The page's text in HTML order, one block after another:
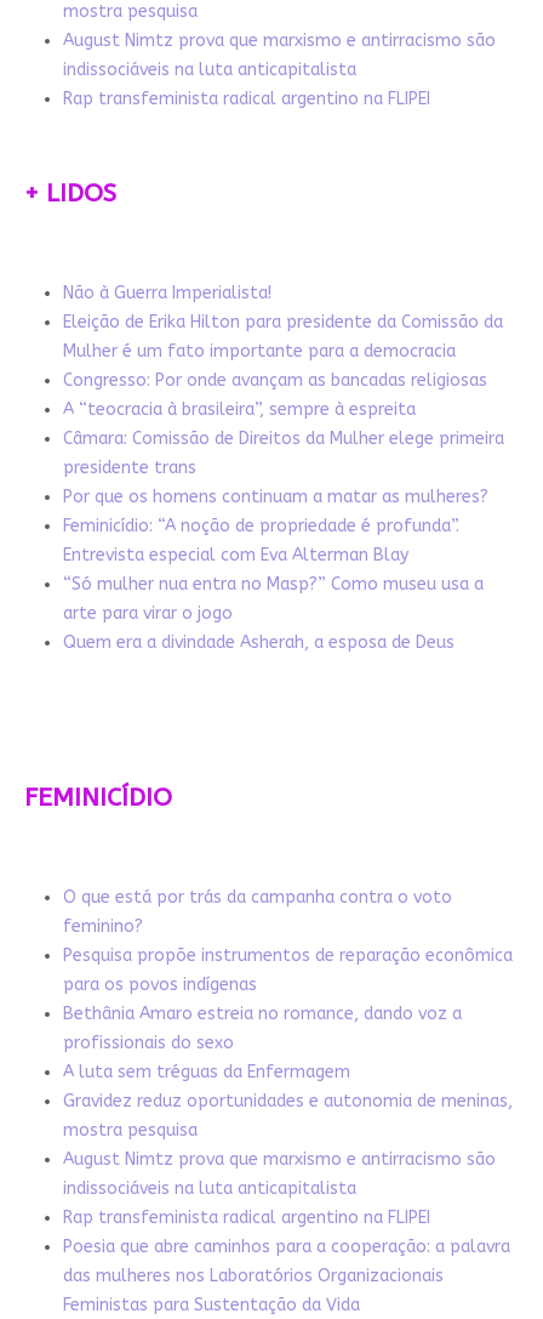
mostra pesquisa
August Nimtz prova que marxismo e antirracismo são
indissociáveis na luta anticapitalista
Rap transfeminista radical argentino na FLIPEI
+ LIDOS
Não à Guerra Imperialista!
Eleição de Erika Hilton para presidente da Comissão da
Mulher é um fato importante para a democracia
Congresso: Por onde avançam as bancadas religiosas
A “teocracia à brasileira”, sempre à espreita
Câmara: Comissão de Direitos da Mulher elege primeira
presidente trans
Por que os homens continuam a matar as mulheres?
Feminicídio: “A noção de propriedade é profunda”.
Entrevista especial com Eva Alterman Blay
“Só mulher nua entra no Masp?” Como museu usa a
arte para virar o jogo
Quem era a divindade Asherah, a esposa de Deus
FEMINICÍDIO
O que está por trás da campanha contra o voto
feminino?
Pesquisa propõe instrumentos de reparação econômica
para os povos indígenas
Bethânia Amaro estreia no romance, dando voz a
profissionais do sexo
A luta sem tréguas da Enfermagem
Gravidez reduz oportunidades e autonomia de meninas,
mostra pesquisa
August Nimtz prova que marxismo e antirracismo são
indissociáveis na luta anticapitalista
Rap transfeminista radical argentino na FLIPEI
Poesia que abre caminhos para a cooperação: a palavra
das mulheres nos Laboratórios Organizacionais
Feministas para Sustentação da Vida